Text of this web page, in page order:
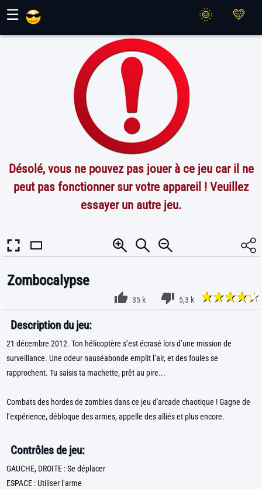
☰
Désolé, vous ne pouvez pas jouer à ce jeu car il ne
peut pas fonctionner sur votre appareil ! Veuillez
essayer un autre jeu.
Zombocalypse
35 k 5,3 k
Description du jeu:
21 décembre 2012. Ton hélicoptère s’est écrasé lors d’une mission de
surveillance. Une odeur nauséabonde emplit l’air, et des foules se
rapprochent. Tu saisis ta machette, prêt au pire...
Combats des hordes de zombies dans ce jeu d'arcade chaotique ! Gagne de
l’expérience, débloque des armes, appelle des alliés et plus encore.
Contrôles de jeu:
GAUCHE, DROITE : Se déplacer
ESPACE : Utiliser l’arme